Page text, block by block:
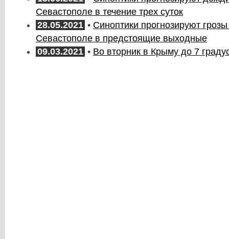
Севастополе в течение трех суток
28.05.2021 • Синоптики прогнозируют
Севастополе в предстоящие выходные
09.03.2021 • Во вторник в Крыму до 7